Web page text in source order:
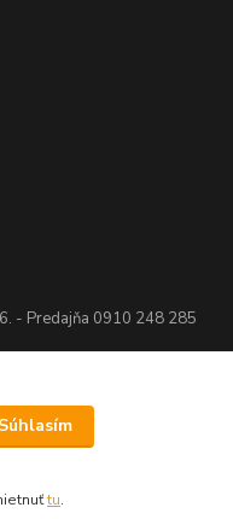
- Predajňa 0910 248 285
vášho domu
Súhlasím
tu.